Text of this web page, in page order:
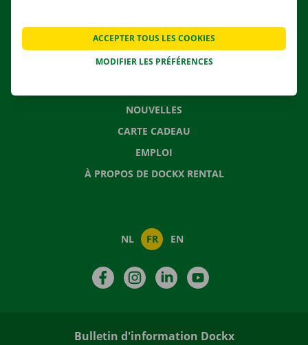
CONTACTEZ NOUS
NOUVELLES
CARTE CADEAU
EMPLOI
À PROPOS DE DOCKX RENTAL
NL FR EN
FacebookInstagramLinkedIn
Bulletin d'information Dockx
MODIFIER LES PRÉFÉRENCES
ACCEPTER TOUS LES COOKIES